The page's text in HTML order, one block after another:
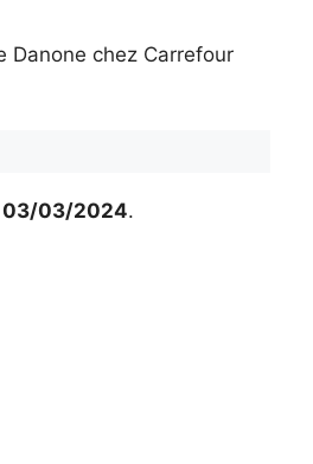
Danone chez Carrefour
03/03/2024.